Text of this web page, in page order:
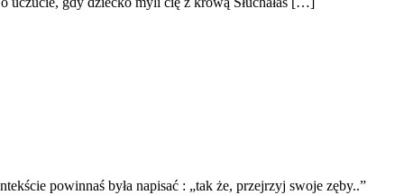
powinnaś była napisać : „tak że, przejrzyj swoje zęby..”